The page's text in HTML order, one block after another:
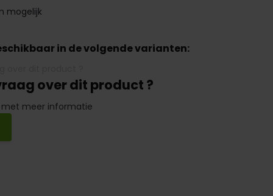
mogelijk
in de volgende varianten:
over dit product ?
met meer informatie